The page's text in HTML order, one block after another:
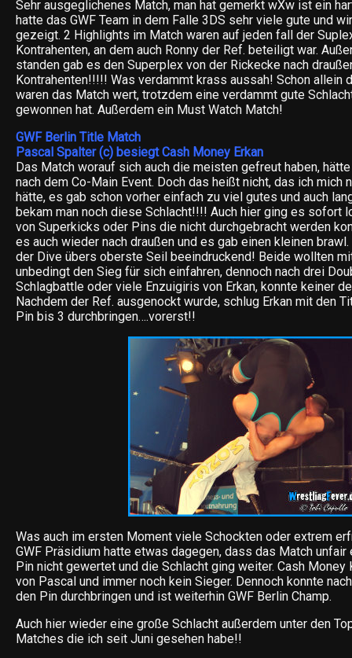
Sehr ausgeglichenes Match, man hat gemerkt wXw ist ein
hatte das GWF Team in dem Falle 3DS sehr viele gute und
gezeigt. 2 Highlights im Match waren auf jeden fall der
Kontrahenten, an dem auch Ronny der Ref. beteiligt war.
standen gab es den Superplex von der Rickecke nach
Kontrahenten!!!!! Was verdammt krass aussah! Schon allein
waren das Match wert, trotzdem eine verdammt gute
gewonnen hat. Außerdem ein Must Watch Match!
GWF Berlin Title Match
Pascal Spalter (c) besiegt Cash Money Erkan
Das Match worauf sich auch die meisten gefreut haben,
nach dem Co-Main Event. Doch das heißt nicht, das ich mich
hätte, es gab schon vorher einfach zu viel gutes und auch
bekam man noch diese Schlacht!!!! Auch hier ging es sofort
von Superkicks oder Pins die nicht durchgebracht werden
es auch wieder nach draußen und es gab einen kleinen brawl.
der Dive übers oberste Seil beeindruckend! Beide wollten
unbedingt den Sieg für sich einfahren, dennoch nach drei
Schlagbattle oder viele Enzuigiris von Erkan, konnte keiner
Nachdem der Ref. ausgenockt wurde, schlug Erkan mit den
Pin bis 3 durchbringen….vorerst!!
Was auch im ersten Moment viele Schockten oder extrem
GWF Präsidium hatte etwas dagegen, dass das Match unfair
Pin nicht gewertet und die Schlacht ging weiter. Cash
von Pascal und immer noch kein Sieger. Dennoch konnte
den Pin durchbringen und ist weiterhin GWF Berlin Champ.
Auch hier wieder eine große Schlacht außerdem unter den
Matches die ich seit Juni gesehen habe!!